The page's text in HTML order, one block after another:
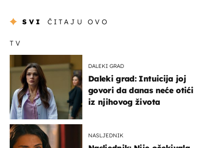
SVI ČITAJU OVO
TV
DALEKI GRAD
Daleki grad: Intuicija joj
govori da danas neće otići
iz njihovog života
NASLJEDNIK